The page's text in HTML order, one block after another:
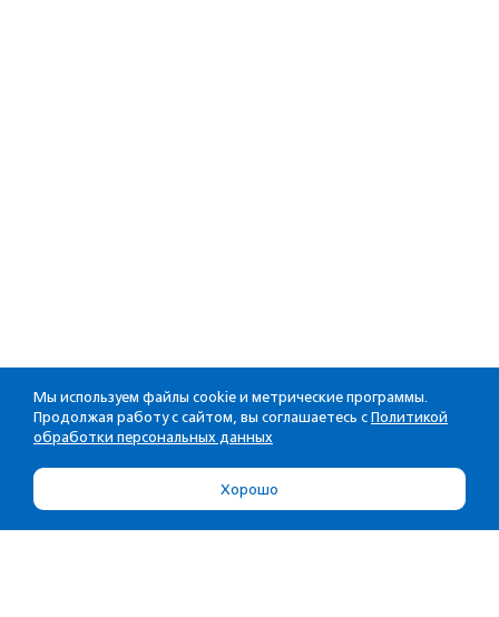
Мы используем файлы cookie и метрические программы.
Продолжая работу с сайтом, вы соглашаетесь с Политикой
обработки персональных данных
Хорошо